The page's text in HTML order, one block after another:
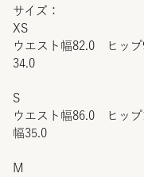
サイズ：
XS
ウエスト幅82.0 ヒッ
34.0
S
ウエスト幅86.0 ヒッ
幅35.0
M